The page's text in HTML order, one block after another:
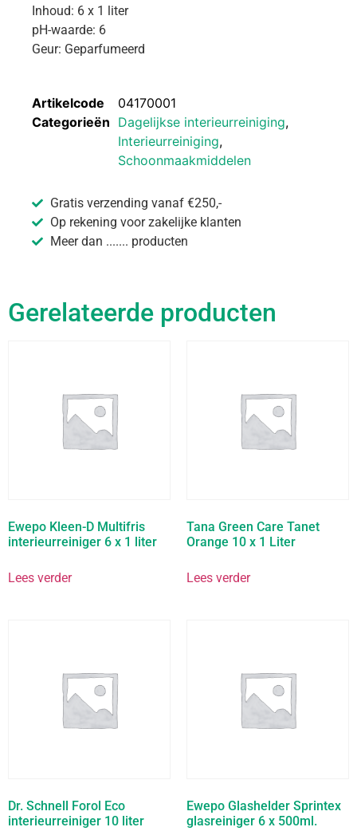
Inhoud: 6 x 1 liter
pH-waarde: 6
Geur: Geparfumeerd
Artikelcode
04170001
Categorieën Dagelijkse interieurreiniging,
Interieurreiniging,
Schoonmaakmiddelen
Gratis verzending vanaf €250,-
Op rekening voor zakelijke klanten
Meer dan ....... producten
Gerelateerde producten
Ewepo Kleen-D Multifris
interieurreiniger 6 x 1 liter
Lees verder
Tana Green Care Tanet
Orange 10 x 1 Liter
Lees verder
Dr. Schnell Forol Eco
interieurreiniger 10 liter
Ewepo Glashelder Sprintex
glasreiniger 6 x 500ml.